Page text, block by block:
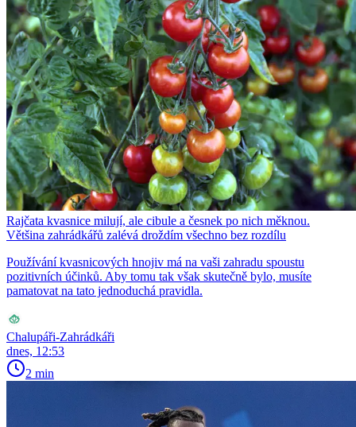
Rajčata kvasnice milují, ale cibule a česnek po nich měknou.
Většina zahrádkářů zalévá droždím všechno bez rozdílu
Používání kvasnicových hnojiv má na vaši zahradu spoustu
pozitivních účinků. Aby tomu tak však skutečně bylo, musíte
pamatovat na tato jednoduchá pravidla.
Chalupáři-Zahrádkáři
dnes, 12:53
2 min